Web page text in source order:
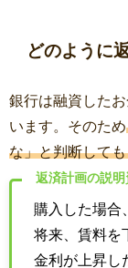
どのように
銀行は融資した
います。そのため
な」と判断して
返済計画の説
購入した場合
将来、賃料を
金利が上昇し